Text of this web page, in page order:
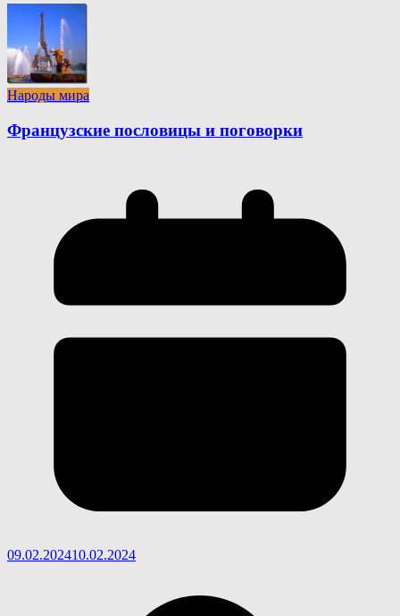
Народы мира
Французские пословицы и поговорки
09.02.202410.02.2024